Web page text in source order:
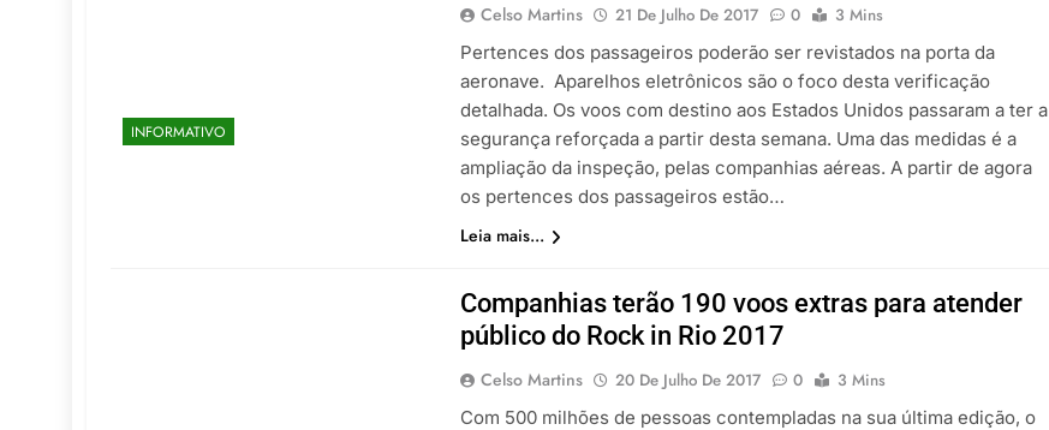
INFORMATIVO
Celso Martins 21 De Julho De 2017 0
3 Mins
Pertences dos passageiros poderão ser revistados na porta da
aeronave. Aparelhos eletrônicos são o foco desta verificação
detalhada. Os voos com destino aos Estados Unidos passaram a ter a
segurança reforçada a partir desta semana. Uma das medidas é a
ampliação da inspeção, pelas companhias aéreas. A partir de agora
os pertences dos passageiros estão…
Leia mais...
Companhias terão 190 voos extras para atender
público do Rock in Rio 2017
Celso Martins 20 De Julho De 2017 0
3 Mins
Com 500 milhões de pessoas contempladas na sua última edição, o